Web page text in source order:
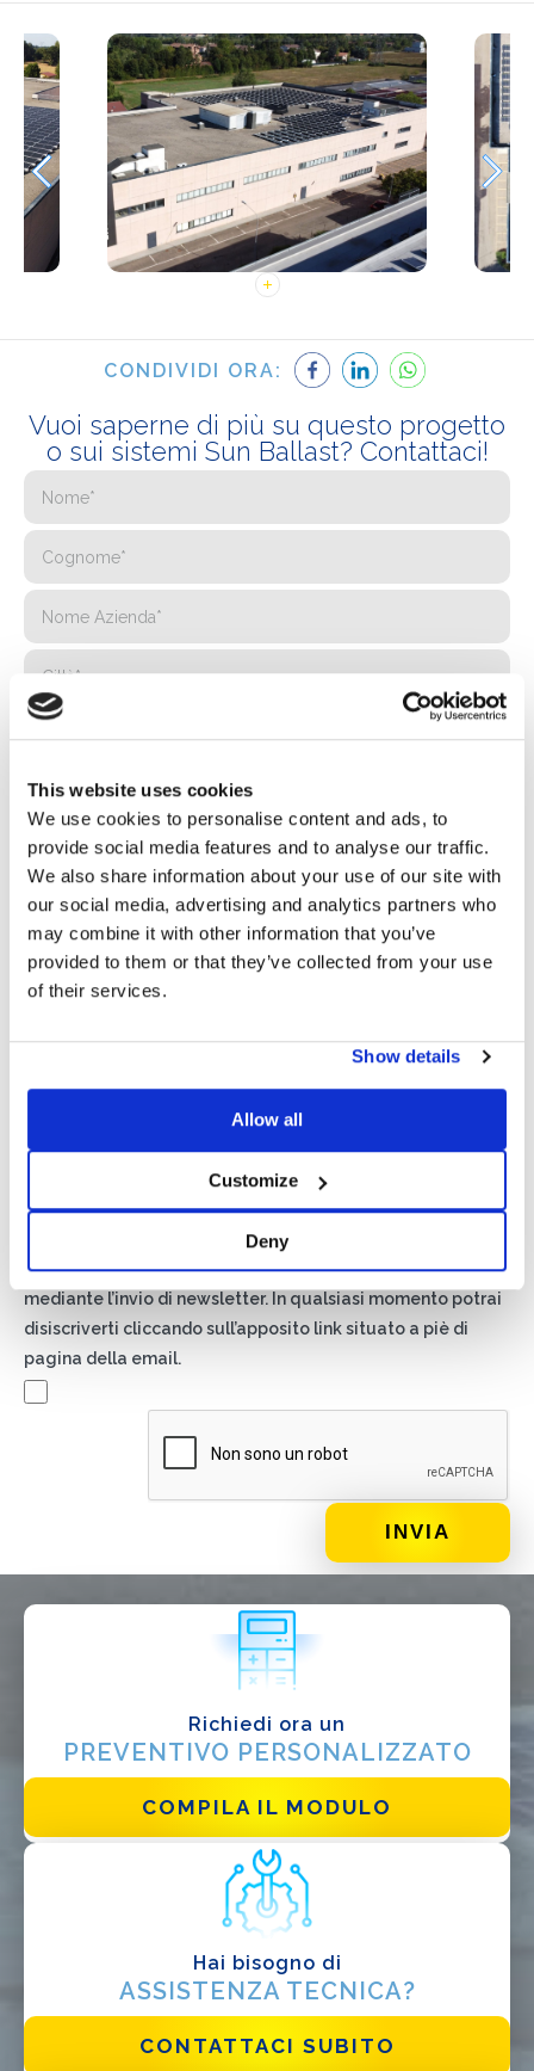
This website uses cookies
We use cookies to personalise content and ads, to
provide social media features and to analyse our traffic.
We also share information about your use of our site with
our social media, advertising and analytics partners who
may combine it with other information that you’ve
provided to them or that they’ve collected from your use
of their services.
Show details
Allow all
Customize
Deny
CONDIVIDI ORA:
Vuoi saperne di più su questo progetto
o sui sistemi Sun Ballast? Contattaci!
Privacy*
Autorizzo il trattamento dei miei dati secondo quanto
previsto dalla
Newsletter
Spuntando questa casella accetti di ricevere materiale
pubblicitario sui prodotti e servizi forniti da Basic S.B.R.L.
mediante l’invio di newsletter. In qualsiasi momento potrai
disiscriverti cliccando sull’apposito link situato a piè di
pagina della email.
Richiedi ora un
PREVENTIVO PERSONALIZZATO
COMPILA IL MODULO
Hai bisogno di
ASSISTENZA TECNICA?
CONTATTACI SUBITO
Progettista
EPC
Distributore
Altro